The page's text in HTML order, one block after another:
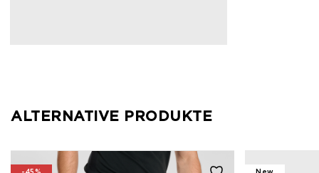
ALTERNATIVE PRODUKTE